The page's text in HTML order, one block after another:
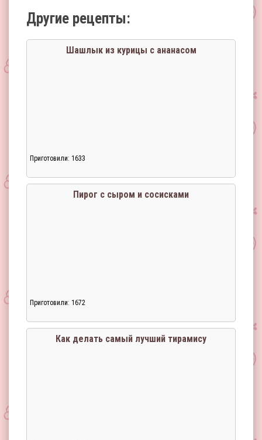
Другие рецепты:
Шашлык из курицы с ананасом
Приготовили: 1633
Пирог с сыром и сосисками
Приготовили: 1672
Как делать самый лучший тирамису